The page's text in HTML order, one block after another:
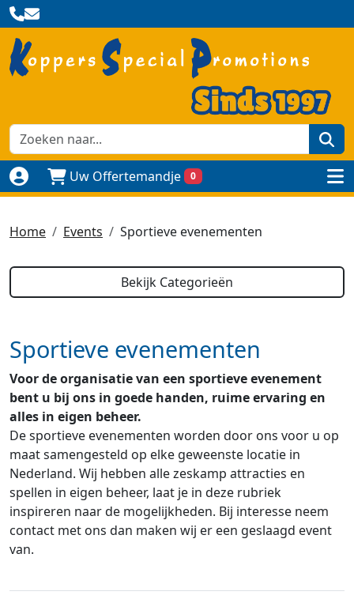
Naar login paginaUw Offertemandje 0
Home Events Sportieve evenementen
Bekijk Categorieën
Sportieve evenementen
Voor de organisatie van een sportieve evenement
bent u bij ons in goede handen, ruime ervaring en
alles in eigen beheer.
De sportieve evenementen worden door ons voor u op
maat samengesteld op elke geweenste locatie in
Nederland. Wij hebben alle zeskamp attracties en
spellen in eigen beheer, laat je in deze rubriek
inspireren naar de mogelijkheden. Bij interesse neem
contact met ons dan maken wij er een geslaagd event
van.